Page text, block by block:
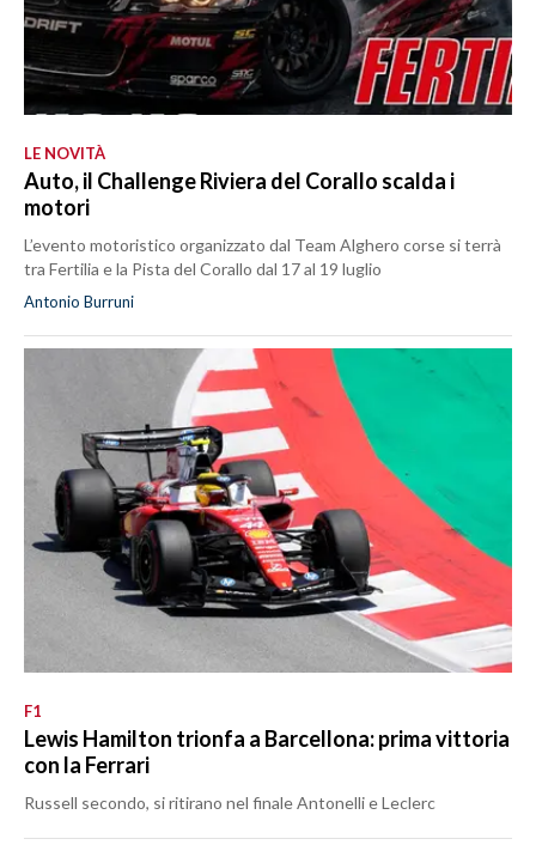
LE NOVITÀ
Auto, il Challenge Riviera del Corallo scalda i
motori
L’evento motoristico organizzato dal Team Alghero corse si terrà
tra Fertilia e la Pista del Corallo dal 17 al 19 luglio
Antonio Burruni
F1
Lewis Hamilton trionfa a Barcellona: prima vittoria
con la Ferrari
Russell secondo, si ritirano nel finale Antonelli e Leclerc